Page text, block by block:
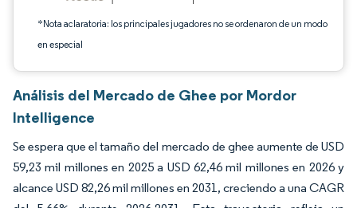
*Nota aclaratoria: los principales jugadores no se ordenaron de un modo
en especial
Análisis del Mercado de Ghee por Mordor
Intelligence
Se espera que el tamaño del mercado de ghee aumente de USD
59,23 mil millones en 2025 a USD 62,46 mil millones en 2026 y
alcance USD 82,26 mil millones en 2031, creciendo a una CAGR